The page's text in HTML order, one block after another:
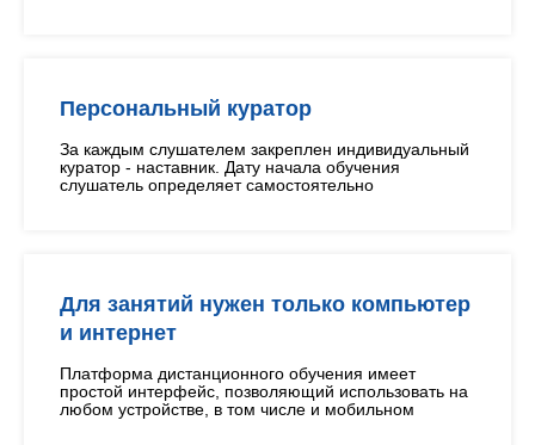
Персональный куратор
За каждым слушателем закреплен индивидуальный
куратор - наставник. Дату начала обучения
слушатель определяет самостоятельно
Для занятий нужен только компьютер
и интернет
Платформа дистанционного обучения имеет
простой интерфейс, позволяющий использовать на
любом устройстве, в том числе и мобильном